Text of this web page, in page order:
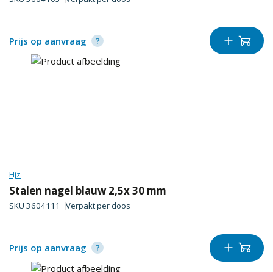
Prijs op aanvraag
Hjz
Stalen nagel blauw 2,5x 30 mm
SKU 3604111 Verpakt perdoos
Prijs op aanvraag